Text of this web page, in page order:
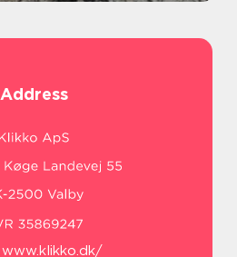
Address
www.klikko.dk/